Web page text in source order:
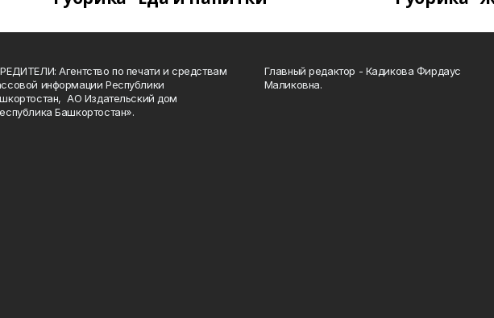
Агентство по печати и средствам
информации Республики
АО Издательский дом
Башкортостан».
Главный редактор - Кадикова Фирдаус
Маликовна.